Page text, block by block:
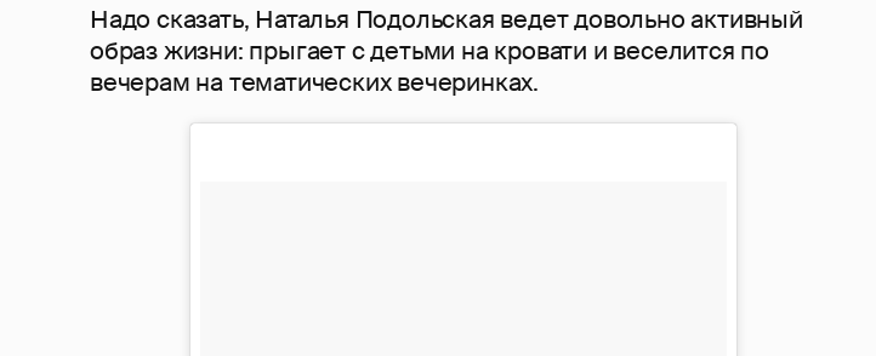
Надо сказать, Наталья Подольская ведет довольно активный
образ жизни: прыгает с детьми на кровати и веселится по
вечерам на тематических вечеринках.